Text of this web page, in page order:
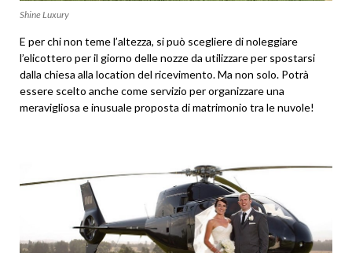
Shine Luxury
E per chi non teme l’altezza, si può scegliere di noleggiare
l’elicottero per il giorno delle nozze da utilizzare per spostarsi
dalla chiesa alla location del ricevimento. Ma non solo. Potrà
essere scelto anche come servizio per organizzare una
meravigliosa e inusuale proposta di matrimonio tra le nuvole!